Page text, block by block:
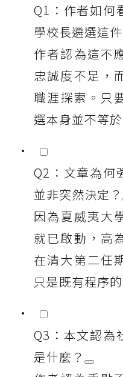
Q1：作者如何
學校長遴選這
作者認為這不
忠誠度不足，
職涯探索。只
選本身並不等
Q2：文章為何
並非突然決定？
因為夏威夷大
就已啟動，高
在清大第二任
只是既有程序
Q3：本文認為
是什麼？